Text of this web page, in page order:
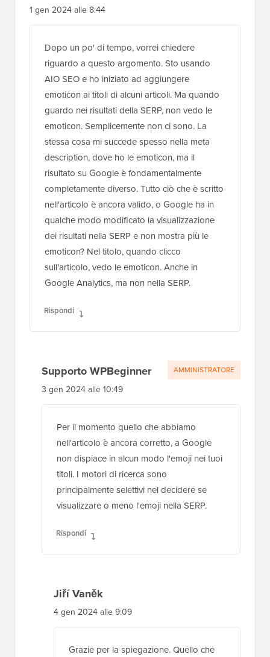
1 gen 2024 alle 8:44
Dopo un po' di tempo, vorrei chiedere
riguardo a questo argomento. Sto usando
AIO SEO e ho iniziato ad aggiungere
emoticon ai titoli di alcuni articoli. Ma quando
guardo nei risultati della SERP, non vedo le
emoticon. Semplicemente non ci sono. La
stessa cosa mi succede spesso nella meta
description, dove ho le emoticon, ma il
risultato su Google è fondamentalmente
completamente diverso. Tutto ciò che è scritto
nell'articolo è ancora valido, o Google ha in
qualche modo modificato la visualizzazione
dei risultati nella SERP e non mostra più le
emoticon? Nel titolo, quando clicco
sull'articolo, vedo le emoticon. Anche in
Google Analytics, ma non nella SERP.
Rispondi
Supporto WPBeginner
3 gen 2024 alle 10:49
Per il momento quello che abbiamo
nell'articolo è ancora corretto, a Google
non dispiace in alcun modo l'emoji nei tuoi
titoli. I motori di ricerca sono
principalmente selettivi nel decidere se
visualizzare o meno l'emoji nella SERP.
Rispondi
AMMINISTRATORE
Jiří Vaněk
4 gen 2024 alle 9:09
Grazie per la spiegazione. Quello che